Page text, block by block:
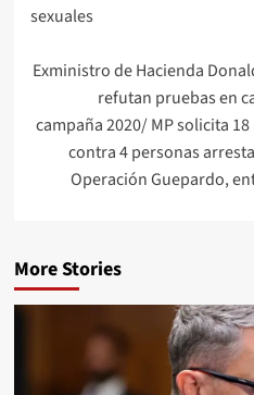
sexuales
Exministro de Hacienda
refutan pruebas en
campaña 2020/ MP solicita
contra 4 personas
Operación Guepardo,
More Stories